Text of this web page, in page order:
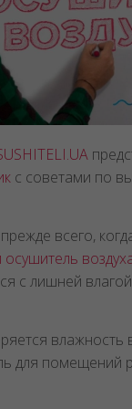
с советами по
всего,
с лишней
влажность
для помещений